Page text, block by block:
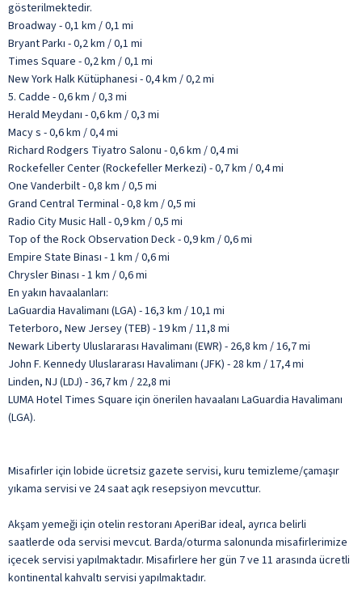
gösterilmektedir.
Broadway - 0,1 km / 0,1 mi
Bryant Parkı - 0,2 km / 0,1 mi
Times Square - 0,2 km / 0,1 mi
New York Halk Kütüphanesi - 0,4 km / 0,2 mi
5. Cadde - 0,6 km / 0,3 mi
Herald Meydanı - 0,6 km / 0,3 mi
Macy s - 0,6 km / 0,4 mi
Richard Rodgers Tiyatro Salonu - 0,6 km / 0,4 mi
Rockefeller Center (Rockefeller Merkezi) - 0,7 km / 0,4 mi
One Vanderbilt - 0,8 km / 0,5 mi
Grand Central Terminal - 0,8 km / 0,5 mi
Radio City Music Hall - 0,9 km / 0,5 mi
Top of the Rock Observation Deck - 0,9 km / 0,6 mi
Empire State Binası - 1 km / 0,6 mi
Chrysler Binası - 1 km / 0,6 mi
En yakın havaalanları:
LaGuardia Havalimanı (LGA) - 16,3 km / 10,1 mi
Teterboro, New Jersey (TEB) - 19 km / 11,8 mi
Newark Liberty Uluslararası Havalimanı (EWR) - 26,8 km / 16,7 mi
John F. Kennedy Uluslararası Havalimanı (JFK) - 28 km / 17,4 mi
Linden, NJ (LDJ) - 36,7 km / 22,8 mi
LUMA Hotel Times Square için önerilen havaalanı LaGuardia Havalimanı
(LGA).
Misafirler için lobide ücretsiz gazete servisi, kuru temizleme/çamaşır
yıkama servisi ve 24 saat açık resepsiyon mevcuttur.
Akşam yemeği için otelin restoranı AperiBar ideal, ayrıca belirli
saatlerde oda servisi mevcut. Barda/oturma salonunda misafirlerimize
içecek servisi yapılmaktadır. Misafirlere her gün 7 ve 11 arasında ücretli
kontinental kahvaltı servisi yapılmaktadır.